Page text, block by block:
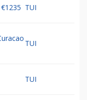
TUI
TUI
TUI